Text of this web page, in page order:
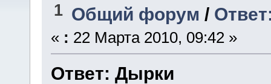
1 Общий форум /
« : 22 Марта 2010, 09:42 »
Ответ: Дырки